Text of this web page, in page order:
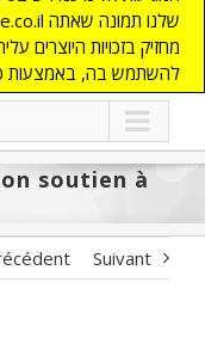
מחזיק בזכויות היוצרים
להשתמש בה, באמצעות
soutien à
Suivant